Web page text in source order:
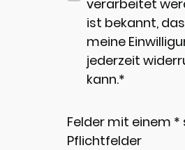
verarbeitet
ist bekannt,
meine
jederzeit
kann.*
Felder mit einem *
Pflichtfelder